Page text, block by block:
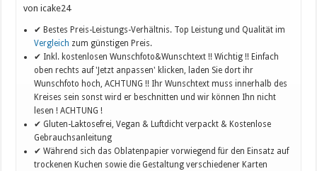
von icake24
✔ Bestes Preis-Leistungs-Verhältnis. Top Leistung und Qualität im
Vergleich zum günstigen Preis.
✔ Inkl. kostenlosen Wunschfoto&Wunschtext !! Wichtig !! Einfach
oben rechts auf 'Jetzt anpassen' klicken, laden Sie dort ihr
Wunschfoto hoch, ACHTUNG !! Ihr Wunschtext muss innerhalb des
Kreises sein sonst wird er beschnitten und wir können Ihn nicht
lesen ! ACHTUNG !
✔ Gluten-Laktosefrei, Vegan & Luftdicht verpackt & Kostenlose
Gebrauchsanleitung
✔ Während sich das Oblatenpapier vorwiegend für den Einsatz auf
trockenen Kuchen sowie die Gestaltung verschiedener Karten